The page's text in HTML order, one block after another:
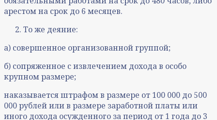
арестом на срок до 6 месяцев.
То же деяние:
а) совершенное организованной группой;
б) сопряженное с извлечением дохода в особо
крупном размере;
наказывается штрафом в размере от 100 000 до 500
000 рублей или в размере заработной платы или
иного дохода осужденного за период от 1 года до 3